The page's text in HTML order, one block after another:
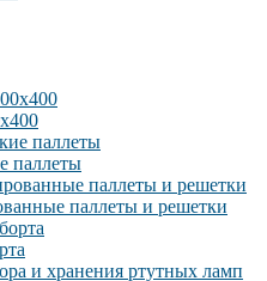
паллеты
паллеты и решетки